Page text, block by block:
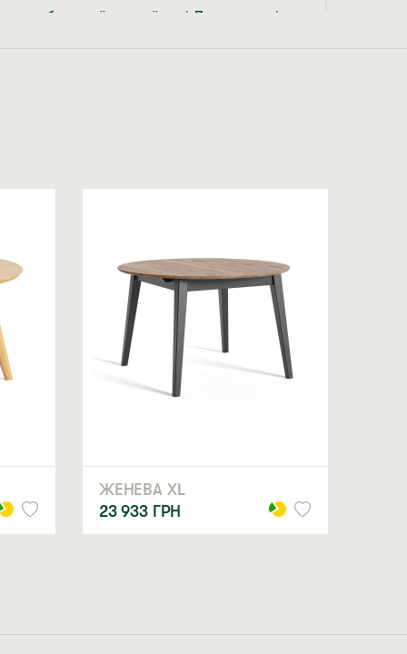
для будь-якої сучасної кухні. Проте, перш ніж
кутів, що підвищує комфорт і робить
простий і надійний, що робить
меблі на кухню, важливо зробити
дорослої людини одне посадкове місце має
та зручною.
ЖЕНЕВА XL
23 933 ГРН
обробку персональних даних